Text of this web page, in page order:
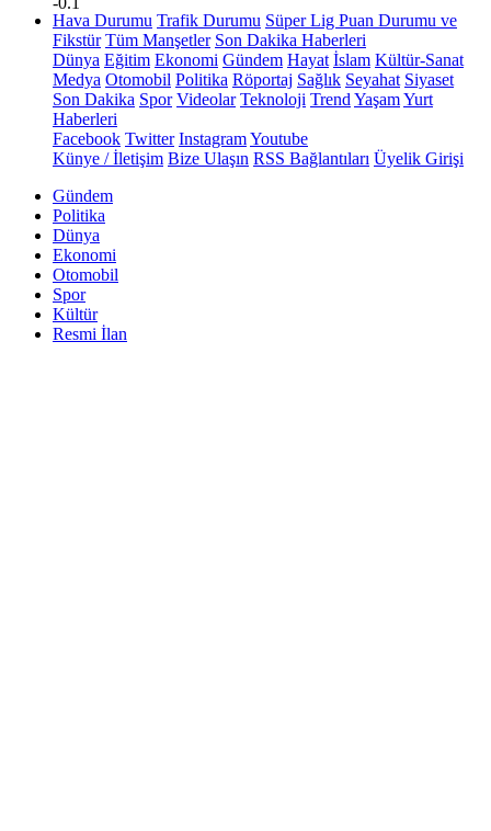
Hava Durumu Trafik Durumu Süper Lig Puan Durumu ve
Fikstür Tüm Manşetler Son Dakika Haberleri
Dünya Eğitim Ekonomi Gündem Hayat İslam Kültür-Sanat
Medya Otomobil Politika Röportaj Sağlık Seyahat Siyaset
Son Dakika Spor Videolar Teknoloji Trend YaşamYurt
Haberleri
Facebook Twitter InstagramYoutube
Künye / İletişim Bize Ulaşın RSS Bağlantıları Üyelik Girişi
Gündem
Politika
Dünya
Ekonomi
Otomobil
Spor
Kültür
Resmi İlan